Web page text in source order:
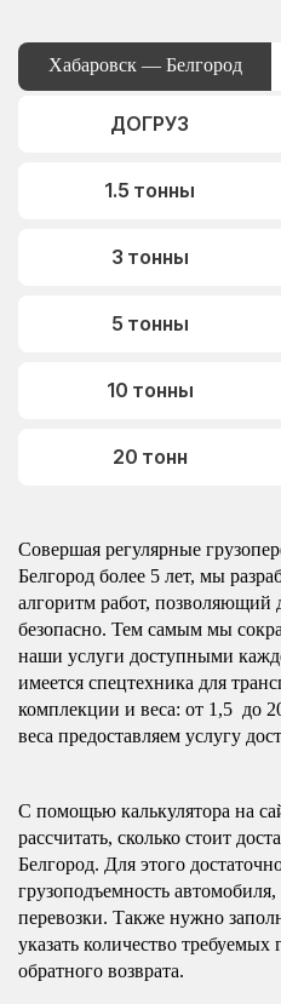
Хабаровск — Белгород
ДОГРУЗ
1.5 тонны
3 тонны
5 тонны
10 тонны
20 тонн
Совершая регулярные
Белгород более 5 лет, мы
алгоритм работ, позволяющий
безопасно. Тем самым мы
наши услуги доступными
имеется спецтехника для
комплекции и веса: от 1,5 до
веса предоставляем услугу
С помощью калькулятора на
рассчитать, сколько стоит
Белгород. Для этого
грузоподъемность
перевозки. Также нужно
указать количество требуемых
обратного возврата.